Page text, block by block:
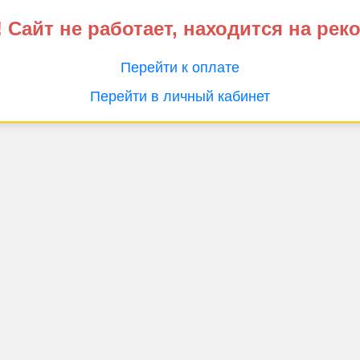
не работает, находится на
Перейти к оплате
Перейти в личный кабинет